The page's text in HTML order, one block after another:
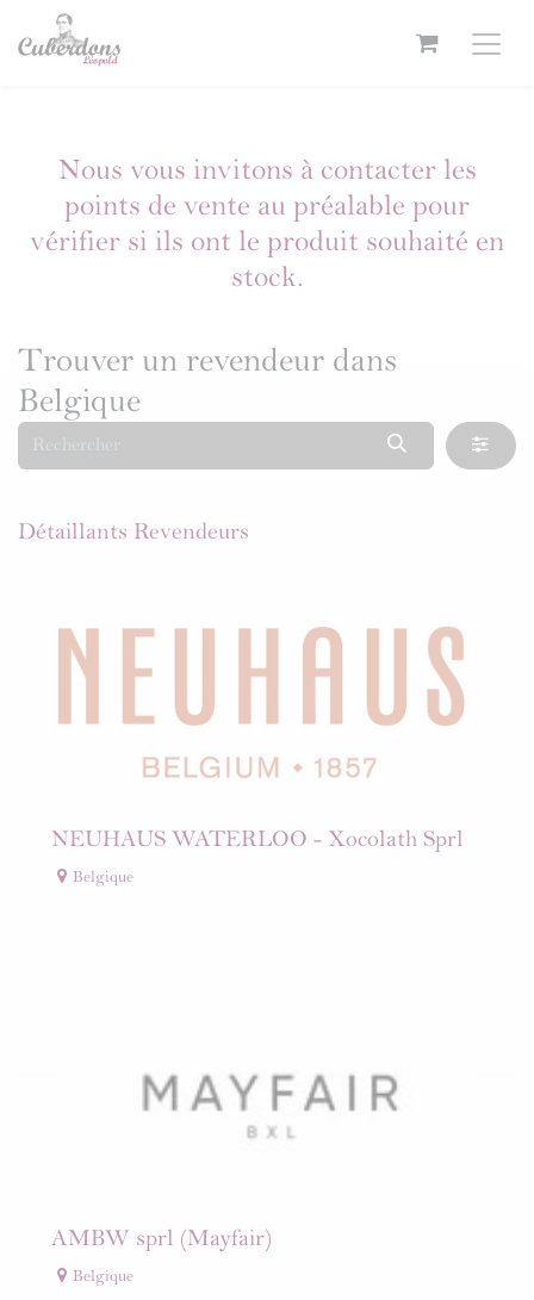
Se rendre au contenu
Nous vous invitons à contacter les
points de vente au préalable pour
vérifier si ils ont le produit souhaité en
stock.
Trouver un revendeur dans
Belgique
Détaillants Revendeurs
NEUHAUS WATERLOO - Xocolath Sprl
Belgique
AMBW sprl (Mayfair)
Belgique